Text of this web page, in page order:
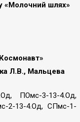
«Молочний шлях»
Л.В., Мальцева
ПОмс-3-13-4.Од,
2-13-4.Од, СПмс-1-